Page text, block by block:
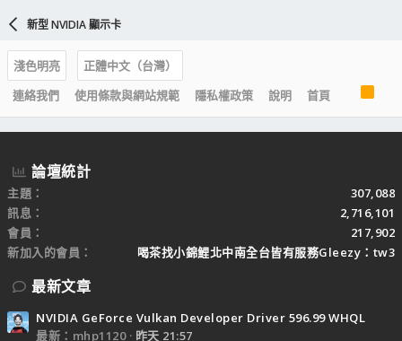
新型 NVIDIA 顯示卡
淺色明亮
正體中文（台灣）
連絡我們
使用條款與網站規範 隱私權政策 說明 首頁
R
S
S
論壇統計
主題
307,088
訊息
2,716,101
會員
217,902
新加入的會員
喝茶找小錦鯉北中南全台皆有服務Gleezy：tw3
最新文章
NVIDIA GeForce Vulkan Developer Driver 596.99 WHQL
最新：mhp1120
昨天 21:57